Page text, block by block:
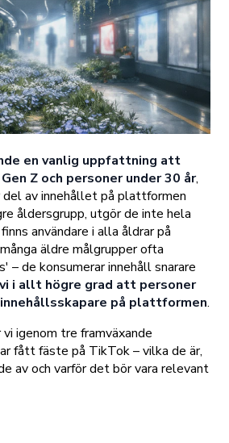
en vanlig uppfattning att
Z och personer under 30 år,
del av innehållet på plattformen
åldersgrupp, utgör de inte hela
användare i alla åldrar på
äldre målgrupper ofta
– de konsumerar innehåll snarare
i allt högre grad att personer
på plattformen.
igenom tre framväxande
fått fäste på TikTok – vilka de är,
av och varför det bör vara relevant